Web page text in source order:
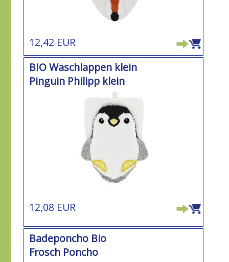
12,42 EUR
BIO Waschlappen klein
Pinguin Philipp klein
12,08 EUR
Badeponcho Bio
Frosch Poncho